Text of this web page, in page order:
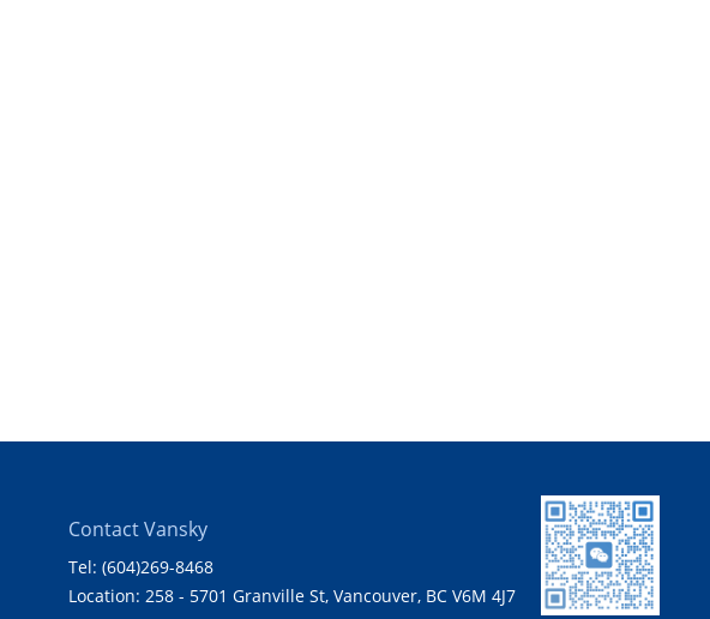
Contact Vansky
Tel: (604)269-8468
Location: 258 - 5701 Granville St, Vancouver, BC V6M 4J7